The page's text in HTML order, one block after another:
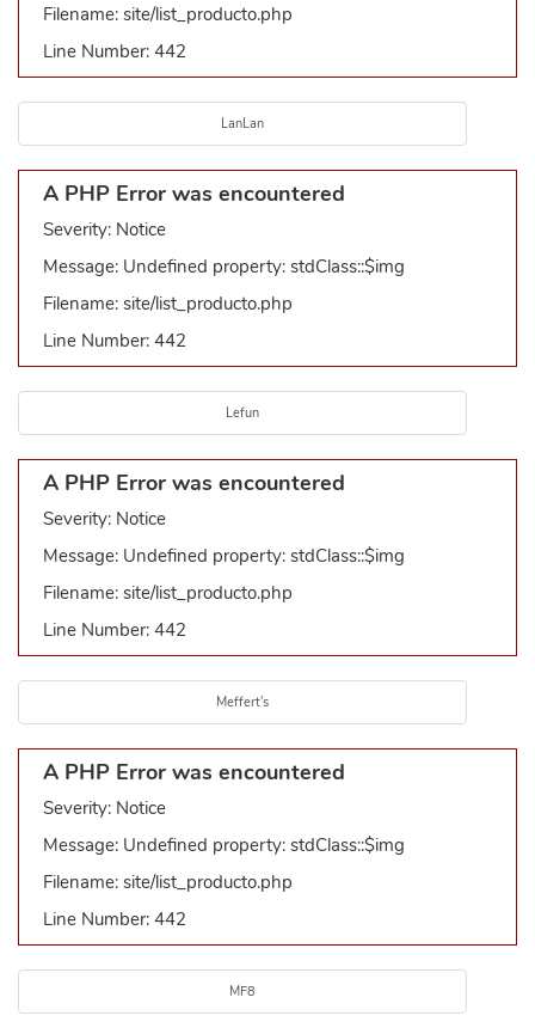
Filename: site/list_producto.php
Line Number: 442
LanLan
A PHP Error was encountered
Severity: Notice
Message: Undefined property: stdClass::$img
Filename: site/list_producto.php
Line Number: 442
Lefun
A PHP Error was encountered
Severity: Notice
Message: Undefined property: stdClass::$img
Filename: site/list_producto.php
Line Number: 442
Meffert's
A PHP Error was encountered
Severity: Notice
Message: Undefined property: stdClass::$img
Filename: site/list_producto.php
Line Number: 442
MF8